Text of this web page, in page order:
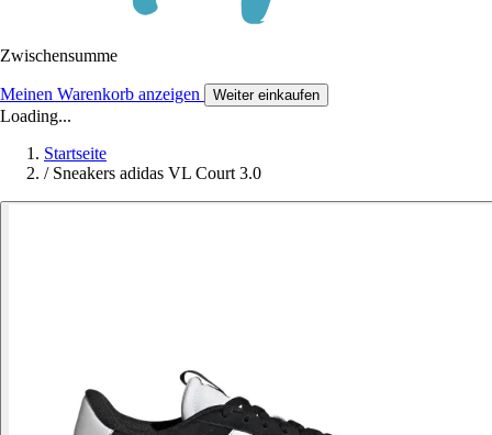
Zwischensumme
Meinen Warenkorb anzeigen Weiter einkaufen
Loading...
Startseite
/ Sneakers adidas VL Court 3.0